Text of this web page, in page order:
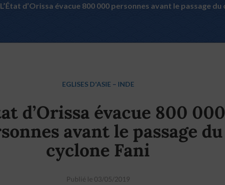
L’État d’Orissa évacue 800 000 personnes avant le passage du
EGLISES D'ASIE – INDE
d’Orissa évacue 800 000
avant le passage du
cyclone Fani
Publié le 03/05/2019